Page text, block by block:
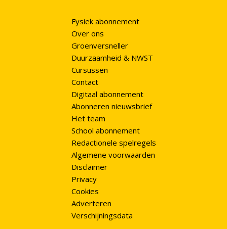
Fysiek abonnement
Over ons
Groenversneller
Duurzaamheid & NWST
Cursussen
Contact
Digitaal abonnement
Abonneren nieuwsbrief
Het team
School abonnement
Redactionele spelregels
Algemene voorwaarden
Disclaimer
Privacy
Cookies
Adverteren
Verschijningsdata